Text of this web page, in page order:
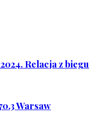
Relacja z biegu
Warsaw